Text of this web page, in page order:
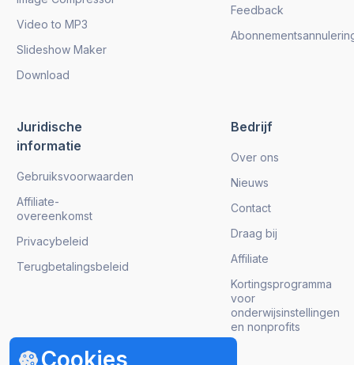
Cookies
Video to MP3
Slideshow Maker
Download
Feedback
Juridische
informatie
Gebruiksvoorwaarden
Affiliate-
overeenkomst
Privacybeleid
Terugbetalingsbeleid
Bedrijf
Over ons
Nieuws
Contact
Draag bij
Affiliate
Kortingsprogramma
voor
onderwijsinstellingen
en nonprofits
Krijg product updates